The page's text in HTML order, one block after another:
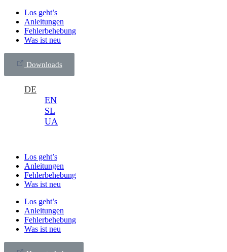
Los geht’s
Anleitungen
Fehlerbehebung
Was ist neu
Downloads
DE
EN
SL
UA
Los geht’s
Anleitungen
Fehlerbehebung
Was ist neu
Los geht’s
Anleitungen
Fehlerbehebung
Was ist neu